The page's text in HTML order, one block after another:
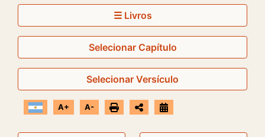
☰ Livros
Selecionar Capítulo
Selecionar Versículo
A+ A-